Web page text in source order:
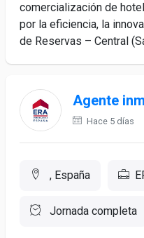
comercialización de
por la eficiencia, la
de Reservas – Central
Agente
Hace 5 días
, España
Jornada completa